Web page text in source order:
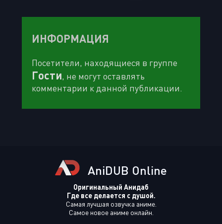
ИНФОРМАЦИЯ
Посетители, находящиеся в группе
Гости, не могут оставлять
комментарии к данной публикации.
AniDUB Online
Оригинальный Анидаб
Где все делается с душой.
Самая лучшая озвучка аниме.
Самое новое аниме онлайн.